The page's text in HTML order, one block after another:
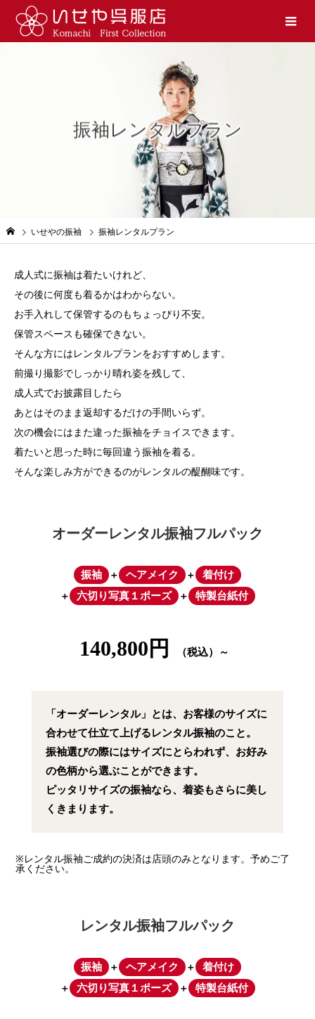
振袖レンタルプラン
いせやの振袖 振袖レンタルプラン
成人式に振袖は着たいけれど、
その後に何度も着るかはわからない。
お手入れして保管するのもちょっぴり不安。
保管スペースも確保できない。
そんな方にはレンタルプランをおすすめします。
前撮り撮影でしっかり晴れ姿を残して、
成人式でお披露目したら
あとはそのまま返却するだけの手間いらず。
次の機会にはまた違った振袖をチョイスできます。
着たいと思った時に毎回違う振袖を着る。
そんな楽しみ方ができるのがレンタルの醍醐味です。
オーダーレンタル振袖フルパック
振袖 ＋ ヘアメイク ＋ 着付け
＋ 六切り写真１ポーズ ＋ 特製台紙付
140,800円 （税込）～
「オーダーレンタル」とは、お客様のサイズに
合わせて仕立て上げるレンタル振袖のこと。
振袖選びの際にはサイズにとらわれず、お好み
の色柄から選ぶことができます。
ピッタリサイズの振袖なら、着姿もさらに美し
くきまります。
※レンタル振袖ご成約の決済は店頭のみとなります。予めご了
承ください。
レンタル振袖フルパック
振袖 ＋ ヘアメイク ＋ 着付け
＋ 六切り写真１ポーズ ＋ 特製台紙付